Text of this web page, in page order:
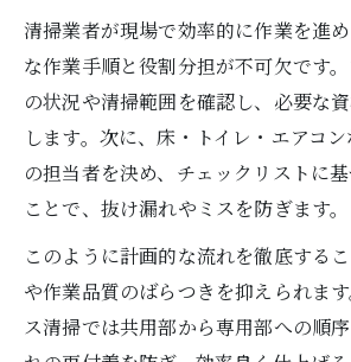
清掃業者が現場で効率的に作業を進
な作業手順と役割分担が不可欠です
の状況や清掃範囲を確認し、必要な
します。次に、床・トイレ・エアコ
の担当者を決め、チェックリストに
ことで、抜け漏れやミスを防ぎます。
このように計画的な流れを徹底する
や作業品質のばらつきを抑えられま
ス清掃では共用部から専用部への順